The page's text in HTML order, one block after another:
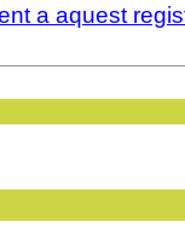
a aquest